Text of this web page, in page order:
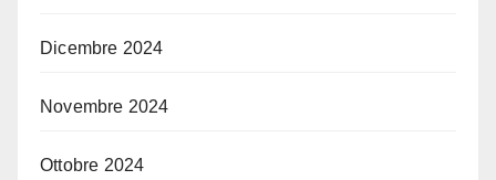
Dicembre 2024
Novembre 2024
Ottobre 2024